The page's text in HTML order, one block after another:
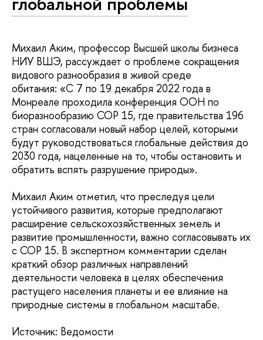
Михаил Аким, профессор Высшей школы бизнеса
НИУ ВШЭ, рассуждает о проблеме сокращения
видового разнообразия в живой среде
обитания: «С 7 по 19 декабря 2022 года в
Монреале проходила конференция ООН по
биоразнообразию СОР 15, где правительства 196
стран согласовали новый набор целей, которыми
будут руководствоваться глобальные действия до
2030 года, нацеленные на то, чтобы остановить и
обратить вспять разрушение природы».
Михаил Аким отметил, что преследуя цели
устойчивого развития, которые предполагают
расширение сельскохозяйственных земель и
развитие промышленности, важно согласовывать их
с СОР 15. В экспертном комментарии сделан
краткий обзор различных направлений
деятельности человека в целях обеспечения
растущего населения планеты и ее влияние на
природные системы в глобальном масштабе.
Источник: Ведомости